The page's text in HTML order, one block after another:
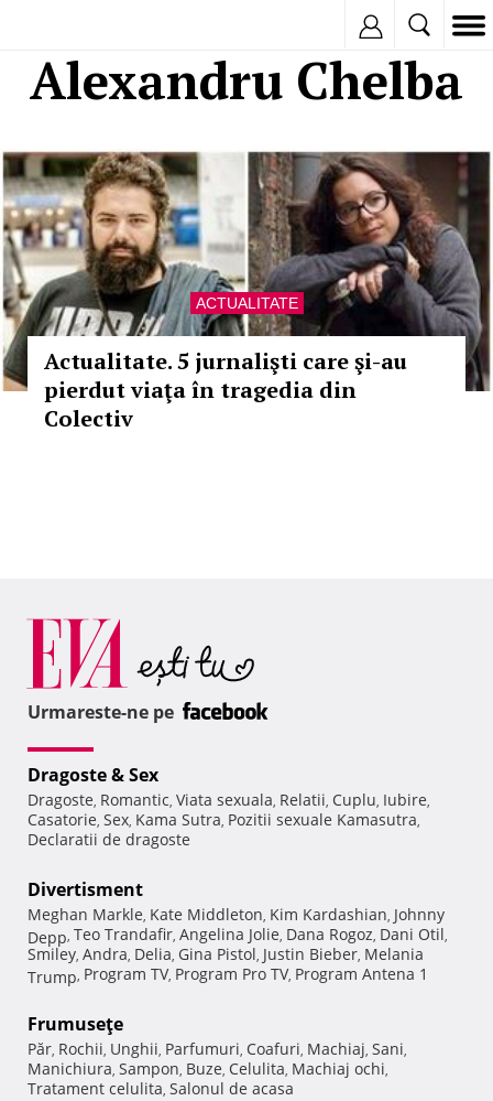
Alexandru Chelba
ACTUALITATE
Actualitate. 5 jurnalişti care şi-au
pierdut viaţa în tragedia din
Colectiv
Urmareste-ne pe
Dragoste & Sex
Dragoste, Romantic, Viata sexuala, Relatii, Cuplu, Iubire,
Casatorie, Sex, Kama Sutra, Pozitii sexuale Kamasutra,
Declaratii de dragoste
Divertisment
Meghan Markle, Kate Middleton, Kim Kardashian, Johnny
Depp, Teo Trandafir, Angelina Jolie, Dana Rogoz, Dani Otil,
Smiley, Andra, Delia, Gina Pistol, Justin Bieber, Melania
Trump, Program TV, Program Pro TV, Program Antena 1
Frumuseţe
Păr, Rochii, Unghii, Parfumuri, Coafuri, Machiaj, Sani,
Manichiura, Sampon, Buze, Celulita, Machiaj ochi,
Tratament celulita, Salonul de acasa